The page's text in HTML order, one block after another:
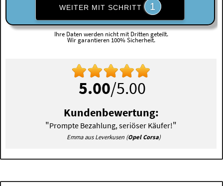
WEITER MIT SCHRITT 1
Ihre Daten werden nicht mit Dritten geteilt.
Wir garantieren 100% Sicherheit.
5.00/5.00
Kundenbewertung:
"Prompte Bezahlung, seriöser Käufer!"
Emma aus Leverkusen (Opel Corsa)